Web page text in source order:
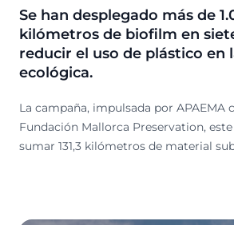
Se han desplegado más de
kilómetros de biofilm en
reducir el uso de plástico en
ecológica.
La campaña, impulsada por APAEMA
Fundación Mallorca Preservation,
sumar 131,3 kilómetros de material